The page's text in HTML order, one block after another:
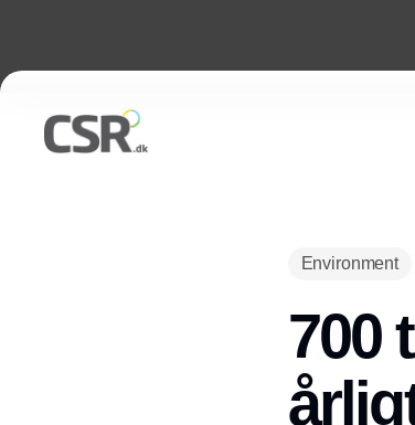
Environment
700